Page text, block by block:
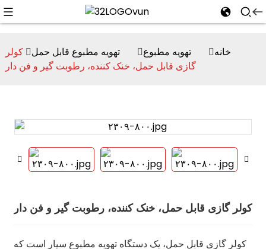
خانه تهویه مطبوع تهویه مطبوع قابل حمل
کولر
گازی قابل حمل، خنک کننده، رطوبت گیر و فن دار
کولر گازی قابل حمل، خنک کننده، رطوبت گیر و فن دار
کولر گازی قابل حمل، یک دستگاه تهویه مطبوع سیار است که